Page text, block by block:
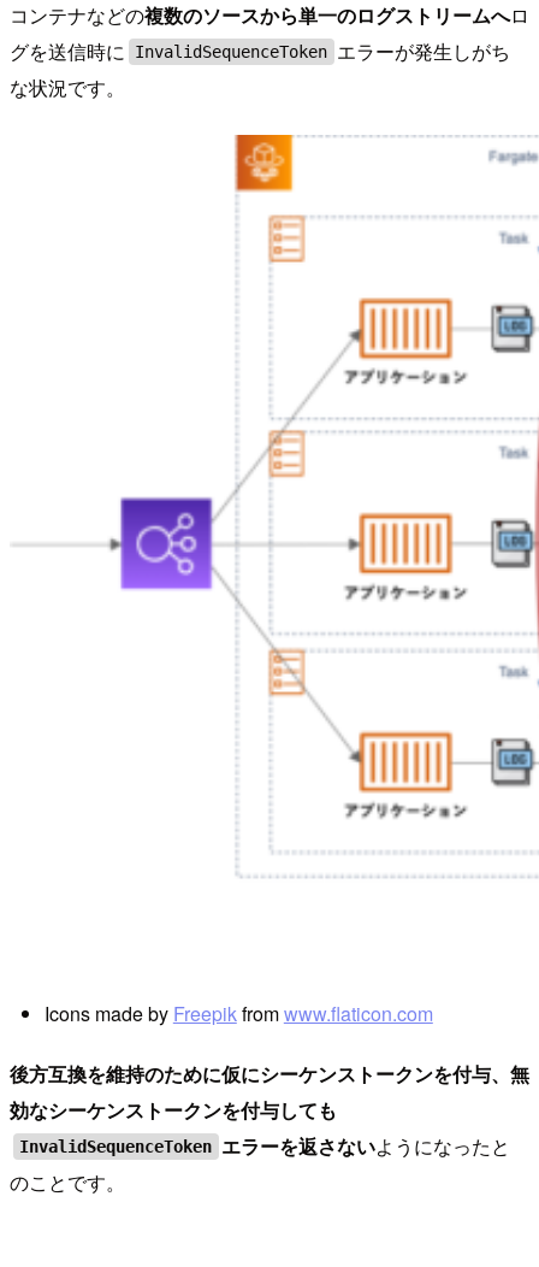
コンテナなどの複数のソースから単一のログストリームへロ
グを送信時に
InvalidSequenceToken エラーが発生しがち
な状況です。
Icons made by Freepikfromwww.flaticon.com
後方互換を維持のために仮にシーケンストークンを付与、無
効なシーケンストークンを付与しても
InvalidSequenceToken エラーを返さないようになったと
のことです。